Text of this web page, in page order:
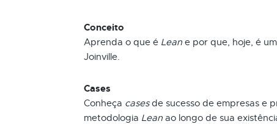
Conceito
Aprenda o que é Lean e por que, hoje, é
Joinville.
Cases
Conheça casesde sucesso de empresas e
metodologia Lean ao longo de sua